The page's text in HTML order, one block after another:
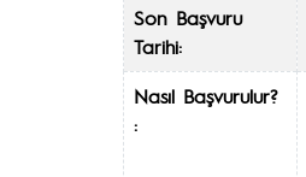
Son Başvuru
Tarihi:
Nasıl Başvurulur?
: